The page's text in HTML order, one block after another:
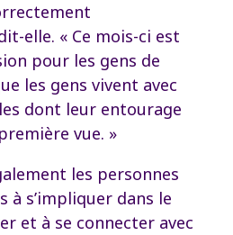
elle. « Ce mois-ci est
pour les gens de
les gens vivent avec
dont leur entourage
vue. »
les personnes
à s’impliquer dans le
et à se connecter avec